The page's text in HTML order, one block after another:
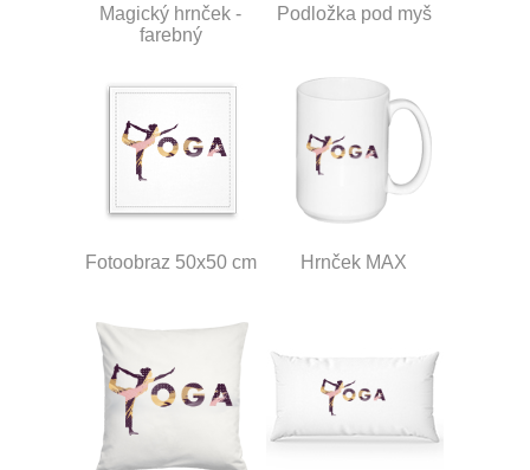
Magický hrnček -
farebný
Podložka pod myš
Fotoobraz 50x50 cm Hrnček MAX